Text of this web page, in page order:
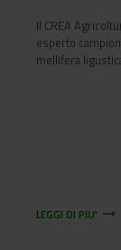
Il CREA
esperto
mellifera
LEGGI DI PIU' arrow_right_alt